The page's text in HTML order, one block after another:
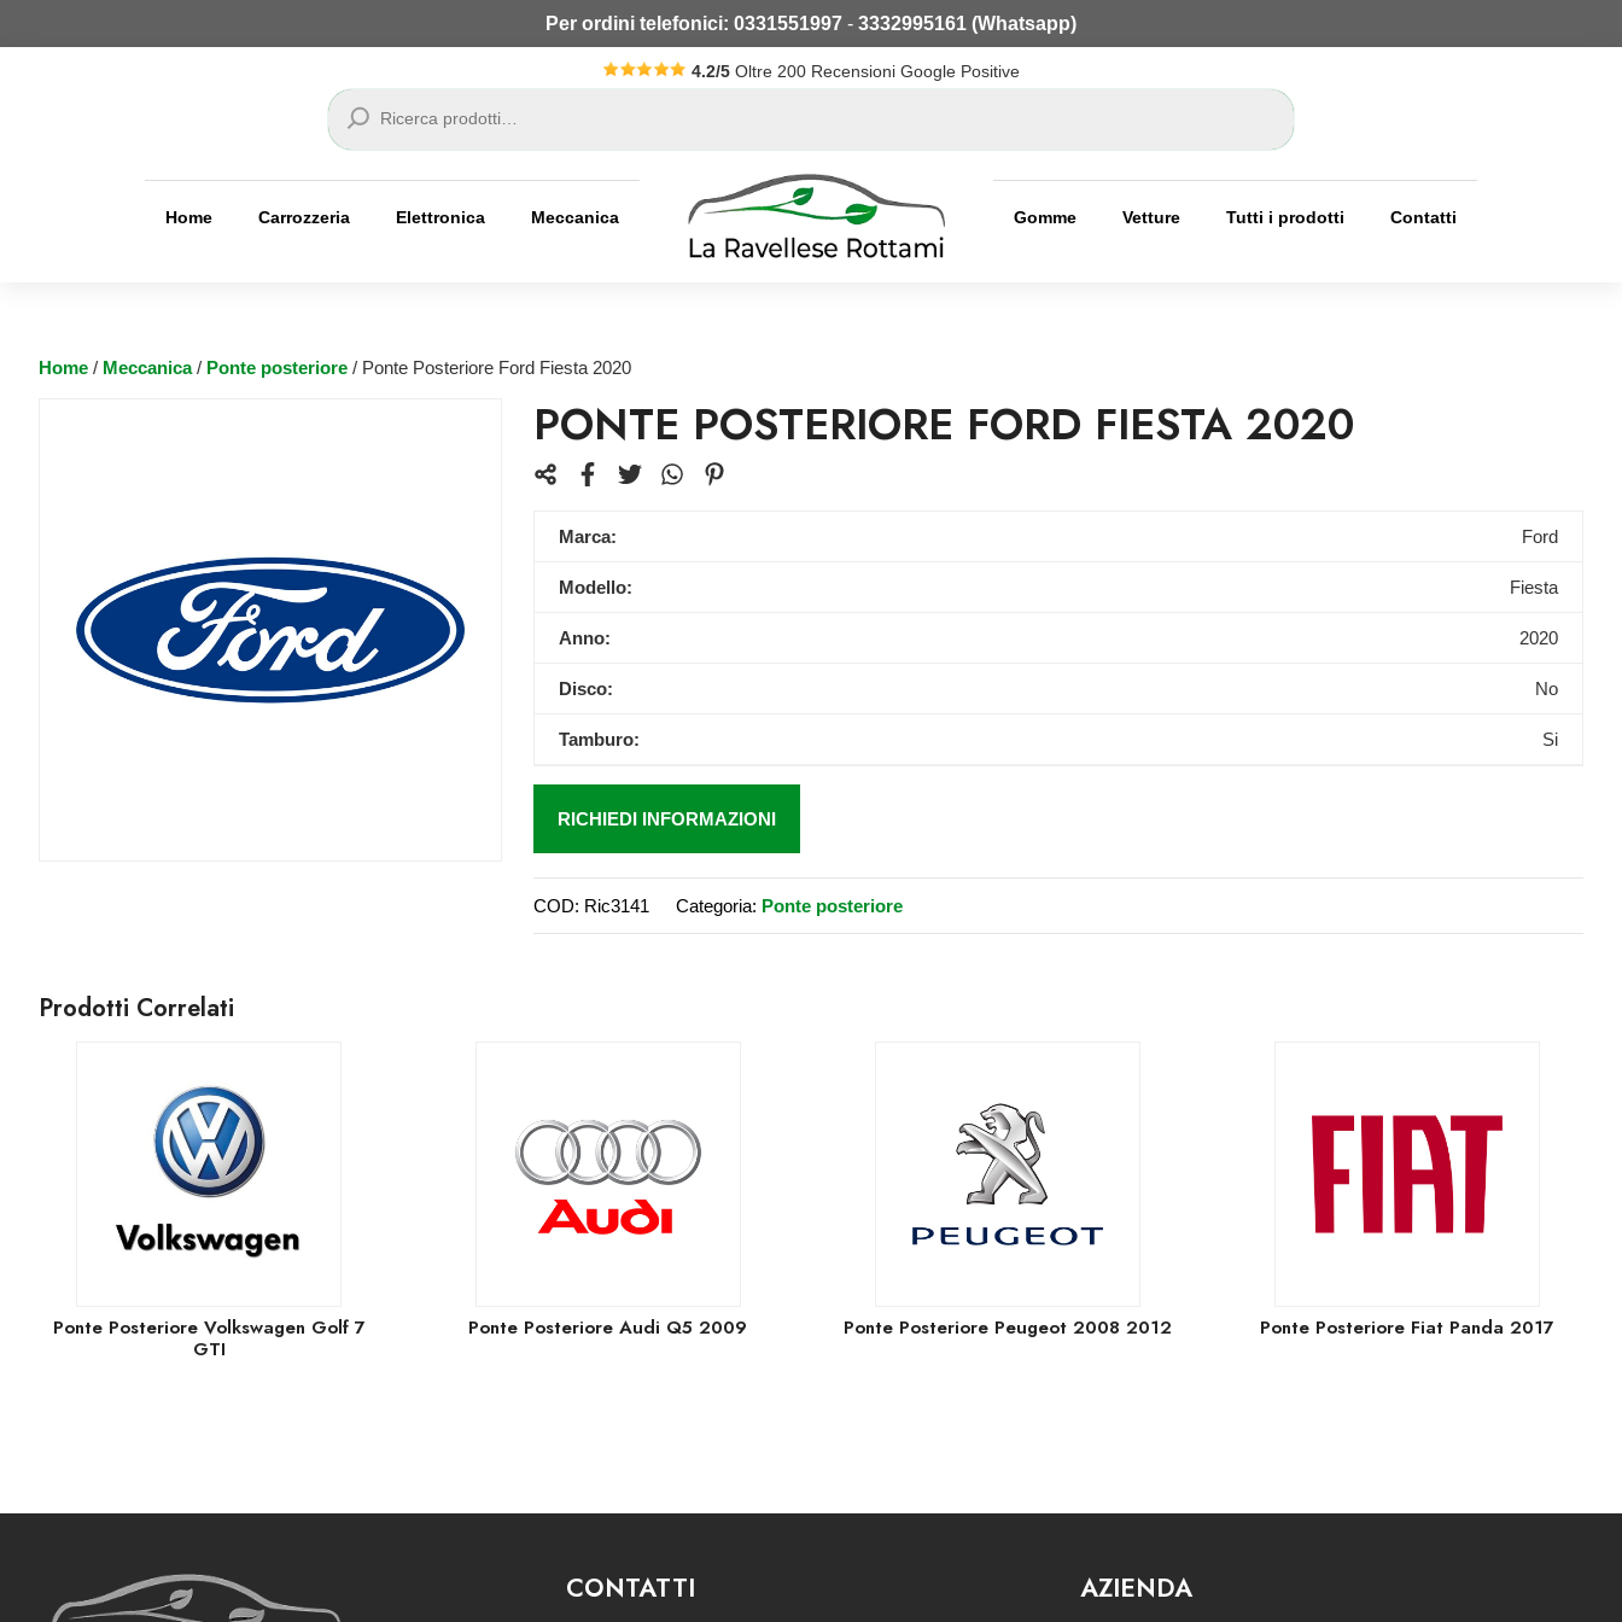
Per ordini telefonici: 0331551997 - 3332995161 (Whatsapp)
4.2/5 Oltre 200 Recensioni Google Positive
Cerca
Home Carrozzeria Elettronica Meccanica Gomme Vetture Tutti i prodotti Contatti
Home / Meccanica/ Ponte posteriore / Ponte Posteriore Ford Fiesta 2020
PONTE POSTERIORE FORD FIESTA 2020
Marca: Ford
Modello: Fiesta
Anno: 2020
Disco: No
Tamburo: Si
RICHIEDI INFORMAZIONI
COD: Ric3141 Categoria: Ponte posteriore
Prodotti Correlati
Ponte Posteriore Volkswagen Golf 7
GTI
Ponte Posteriore Audi Q5 2009 Ponte Posteriore Peugeot 2008 2012 Ponte Posteriore Fiat Panda 2017
CONTATTI AZIENDA